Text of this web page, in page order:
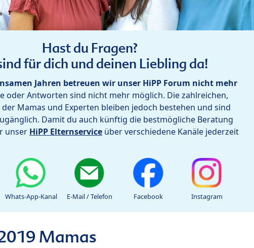
Hast du Fragen?
für dich und deinen Liebling da!
Jahren betreuen wir unser HiPP Forum nicht mehr
oder Antworten sind nicht mehr möglich. Die zahlreichen,
Mamas und Experten bleiben jedoch bestehen und sind
Damit du auch künftig die bestmögliche Beratung
unser HiPP Elternservice über verschiedene Kanäle jederzeit
Whats-App-Kanal E-Mail / Telefon Facebook Instagram
Mamas